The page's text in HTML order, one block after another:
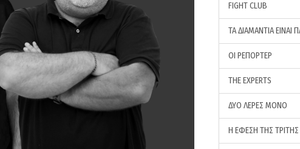
FIGHT CLUB
ΤΑ ΔΙΑΜΑΝΤΙΑ ΕΙΝΑΙ
ΟΙ ΡΕΠΟΡΤΕΡ
THE EXPERTS
ΔΥΟ ΛΕΡΕΣ ΜΟΝΟ
Η ΕΦΕΣΗ ΤΗΣ ΤΡΙΤΗΣ